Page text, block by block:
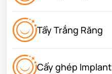
Tẩy Trắng Răng
Cấy ghép Implant